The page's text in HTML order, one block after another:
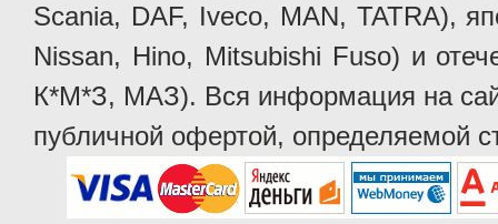
Scania, DAF, Iveco, MAN, TATRA),
Nissan, Hino, Mitsubishi Fuso) и
К*М*З, МАЗ). Вся информация на
публичной офертой, определяемой